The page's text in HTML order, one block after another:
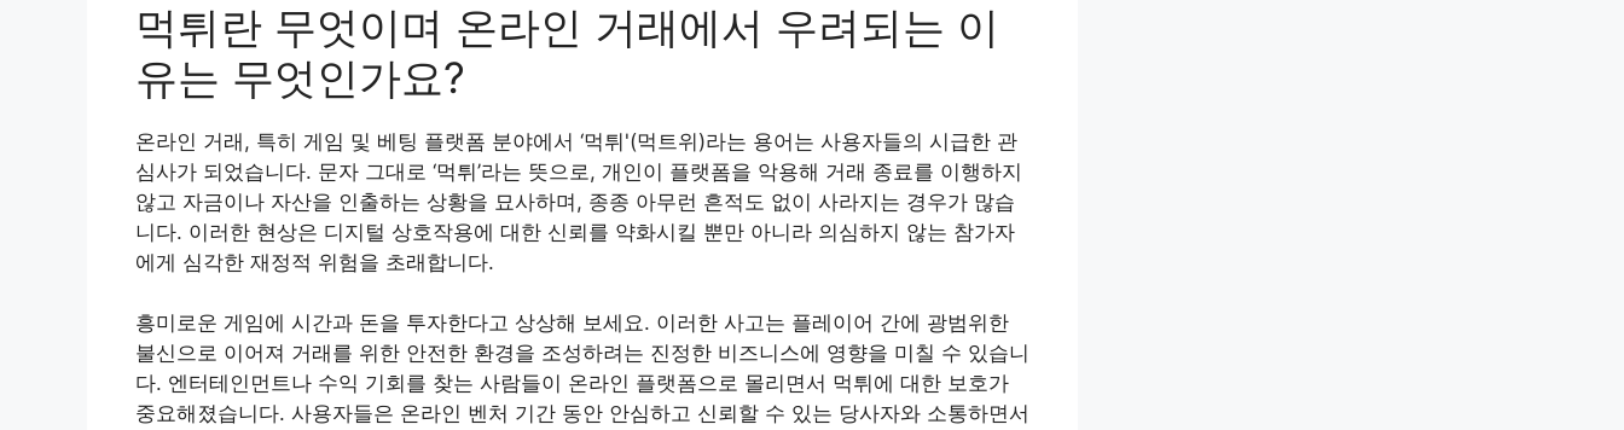
먹튀란 무엇이며 온라인 거래에서 우려되는 이
유는 무엇인가요?
온라인 거래, 특히 게임 및 베팅 플랫폼 분야에서 ‘먹튀'(먹트위)라는 용어는 사용자들의 시급한 관
심사가 되었습니다. 문자 그대로 ‘먹튀’라는 뜻으로, 개인이 플랫폼을 악용해 거래 종료를 이행하지
않고 자금이나 자산을 인출하는 상황을 묘사하며, 종종 아무런 흔적도 없이 사라지는 경우가 많습
니다. 이러한 현상은 디지털 상호작용에 대한 신뢰를 약화시킬 뿐만 아니라 의심하지 않는 참가자
에게 심각한 재정적 위험을 초래합니다.
흥미로운 게임에 시간과 돈을 투자한다고 상상해 보세요. 이러한 사고는 플레이어 간에 광범위한
불신으로 이어져 거래를 위한 안전한 환경을 조성하려는 진정한 비즈니스에 영향을 미칠 수 있습니
다. 엔터테인먼트나 수익 기회를 찾는 사람들이 온라인 플랫폼으로 몰리면서 먹튀에 대한 보호가
중요해졌습니다. 사용자들은 온라인 벤처 기간 동안 안심하고 신뢰할 수 있는 당사자와 소통하면서